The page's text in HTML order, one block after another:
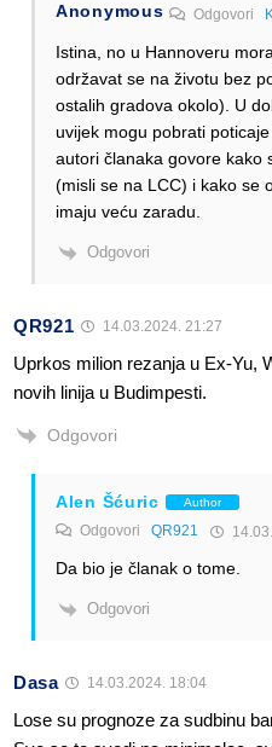
Anonymous Odgovori
Istina, no u Hannoveru
održavat se na životu bez
ostalih gradova okolo). U
uvijek mogu pobrati
autori članaka govore kako
(misli se na LCC) i kako se
imaju veću zaradu.
Odgovori
QR921 14.03.2024. 21:27
Uprkos milion rezanja u Ex-Yu,
novih linija u Budimpesti.
Odgovori
Alen Šćuric Author
Odgovori QR921
Da bio je članak o tome.
Odgovori
Dasa 14.03.2024. 18:04
Lose su prognoze za sudbinu